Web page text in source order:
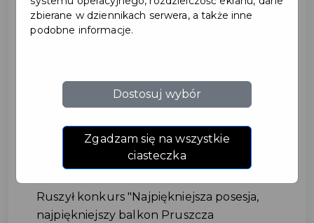
najpiękniejszą posesję
i najpiękniejszy balkon
Ruszył konkurs "Najpiękniejsza posesja,
najpiękniejszy balkon Pruszcza
zbierane w dziennikach serwera, a także inne
podobne informacje.
Dostosuj wybór
Zgadzam się na wszystkie
ciasteczka